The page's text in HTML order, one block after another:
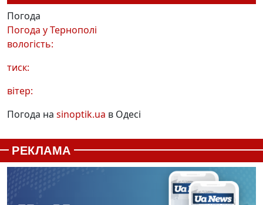
Погода
Погода уТернополі
вологість:
тиск:
вітер:
Погода на sinoptik.ua в Одесі
РЕКЛАМА